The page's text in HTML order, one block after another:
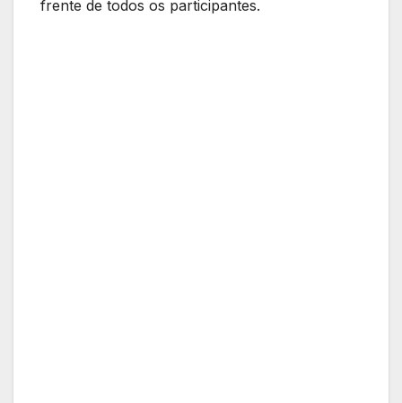
frente de todos os participantes.